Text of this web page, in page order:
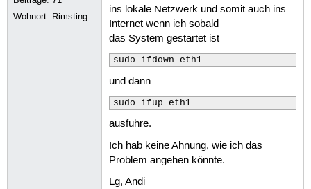
Wohnort: Rimsting
ins lokale Netzwerk und somit auch ins
Internet wenn ich sobald
das System gestartet ist
sudo ifdown eth1
und dann
sudo ifup eth1
ausführe.
Ich hab keine Ahnung, wie ich das
Problem angehen könnte.
Lg, Andi